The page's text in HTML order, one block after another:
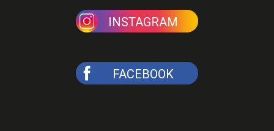
INSTAGRAM
FACEBOOK